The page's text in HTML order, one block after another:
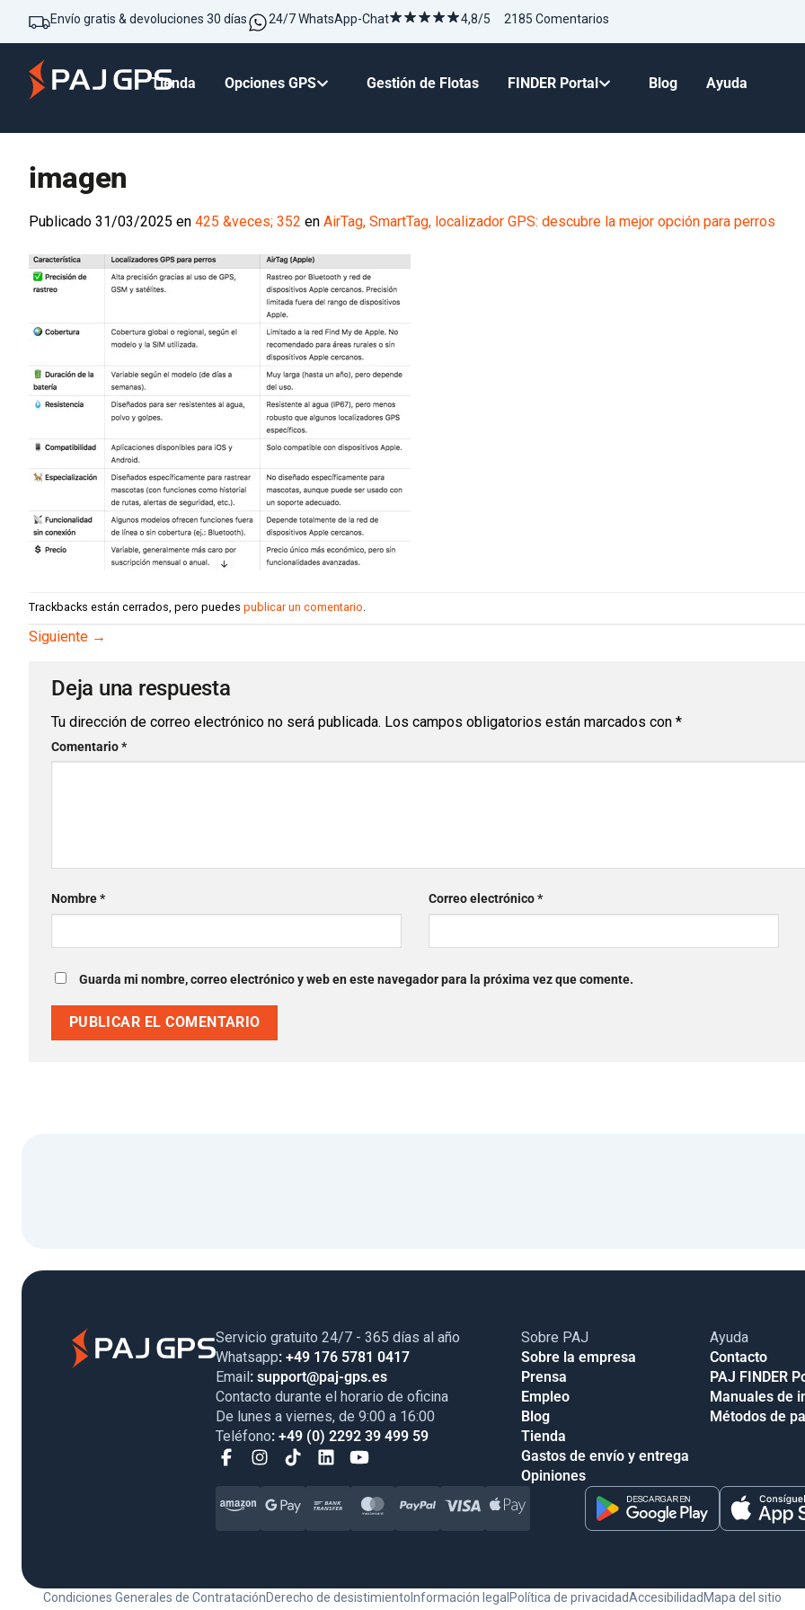
Envío gratis & devoluciones 30 días 24/7 WhatsApp-Chat 4,8/5 2185 Comentarios
Tienda Opciones GPS Gestión de Flotas FINDER Portal Blog Ayuda
imagen
Publicado 31/03/2025 en 425 &veces; 352 en AirTag, SmartTag, localizador GPS: descubre la mejor opción para perros
Trackbacks están cerrados, pero puedes publicar un comentario
Siguiente →
Deja una respuesta
Tu dirección de correo electrónico no será publicada. Los campos obligatorios están marcados con *
Comentario*
Nombre* Correo electrónico*
Guarda mi nombre, correo electrónico y web en este navegador para la próxima vez que comente.
Servicio gratuito 24/7 - 365 días al año
Whatsapp: +49 176 5781 0417
Email : support@paj-gps.es
Contacto durante el horario de oficina
De lunes a viernes, de 9:00 a 16:00
Teléfono: +49 (0) 2292 39 499 59
Sobre PAJ
Sobre la empresa
Prensa
Empleo
Blog
Tienda
Gastos de envío y entrega
Opiniones
Ayuda
Contacto
PAJ FINDER
Manuales de
Métodos de
Condiciones Generales de ContrataciónDerecho de desistimiento Información legal Política de privacidadAccesibilidad Mapa del sitio